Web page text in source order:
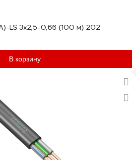
LS 3х2,5-0,66 (100 м) 202
В корзину